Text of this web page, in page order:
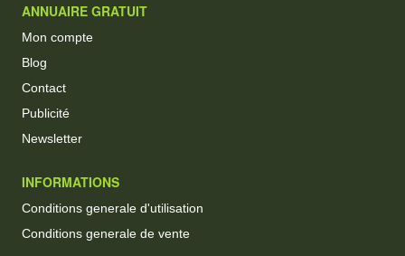
ANNUAIRE GRATUIT
Mon compte
Blog
Contact
Publicité
Newsletter
INFORMATIONS
Conditions generale d'utilisation
Conditions generale de vente